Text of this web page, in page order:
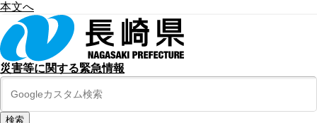
本文へ
災害等に関する緊急情報